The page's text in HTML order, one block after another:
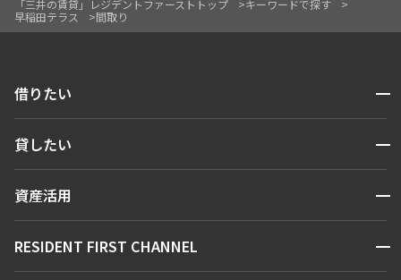
「三井の賃貸」レジデントファーストトップ
キーワードで探す
早稲田テラス
間取り
借りたい 開閉
人気エリアから探す
貸したい 開閉
お問い合わせ
資産活用 開閉
お問い合わせ
RESIDENT FIRST CHANNEL 開閉